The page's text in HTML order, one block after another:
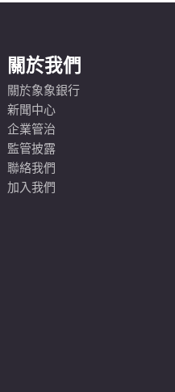
關於我們
關於象象銀行
新聞中心
企業管治
監管披露
聯絡我們
加入我們